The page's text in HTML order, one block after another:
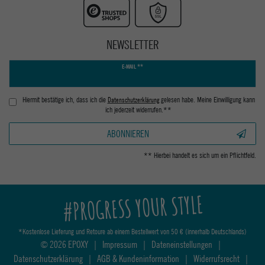
NEWSLETTER
E-MAIL **
Hiermit bestätige ich, dass ich die Daten­schutz­erklärunggelesen habe. Meine Einwilligung kann
ich jederzeit widerrufen.**
ABONNIEREN
** Hierbei handelt es sich um ein Pflichtfeld.
#PROGRESS YOUR STYLE
*Kostenlose Lieferung und Retoure ab einem Bestellwert von 50 € (innerhalb Deutschlands)
© 2026 EPOXY | Impressum | Dateneinstellungen |
Datenschutzerklärung | AGB & Kundeninformation | Widerrufsrecht |